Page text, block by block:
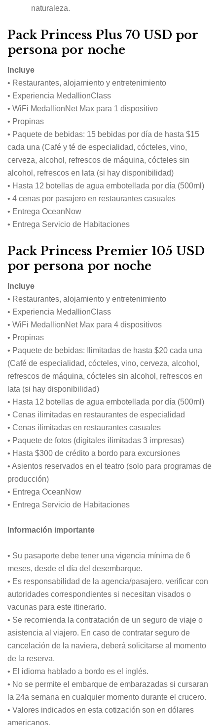
naturaleza.
Pack Princess Plus 70 USD por
persona por noche
Incluye
• Restaurantes, alojamiento y entretenimiento
• Experiencia MedallionClass
• WiFi MedallionNet Max para 1 dispositivo
• Propinas
• Paquete de bebidas: 15 bebidas por día de hasta $15
cada una (Café y té de especialidad, cócteles, vino,
cerveza, alcohol, refrescos de máquina, cócteles sin
alcohol, refrescos en lata (si hay disponibilidad)
• Hasta 12 botellas de agua embotellada por día (500ml)
• 4 cenas por pasajero en restaurantes casuales
• Entrega OceanNow
• Entrega Servicio de Habitaciones
Pack Princess Premier 105 USD
por persona por noche
Incluye
• Restaurantes, alojamiento y entretenimiento
• Experiencia MedallionClass
• WiFi MedallionNet Max para 4 dispositivos
• Propinas
• Paquete de bebidas: Ilimitadas de hasta $20 cada una
(Café de especialidad, cócteles, vino, cerveza, alcohol,
refrescos de máquina, cócteles sin alcohol, refrescos en
lata (si hay disponibilidad)
• Hasta 12 botellas de agua embotellada por día (500ml)
• Cenas ilimitadas en restaurantes de especialidad
• Cenas ilimitadas en restaurantes casuales
• Paquete de fotos (digitales ilimitadas 3 impresas)
• Hasta $300 de crédito a bordo para excursiones
• Asientos reservados en el teatro (solo para programas de
producción)
• Entrega OceanNow
• Entrega Servicio de Habitaciones
Información importante
• Su pasaporte debe tener una vigencia mínima de 6
meses, desde el día del desembarque.
• Es responsabilidad de la agencia/pasajero, verificar con
autoridades correspondientes si necesitan visados o
vacunas para este itinerario.
• Se recomienda la contratación de un seguro de viaje o
asistencia al viajero. En caso de contratar seguro de
cancelación de la naviera, deberá solicitarse al momento
de la reserva.
• El idioma hablado a bordo es el inglés.
• No se permite el embarque de embarazadas si cursaran
la 24a semana en cualquier momento durante el crucero.
• Valores indicados en esta cotización son en dólares
americanos.